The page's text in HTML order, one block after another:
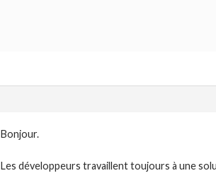
Bonjour.
Les développeurs travaillent toujours à une